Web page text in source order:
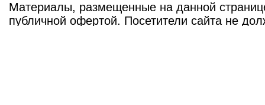
Материалы, размещенные на данной
публичной офертой. Посетители сайта не